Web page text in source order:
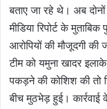
बताए जा रहे थे। अब
मीडिया रिपोर्ट के
आरोपियों की मौजूदगी की
टीम को यमुना खादर
पकड़ने की कोशिश की तो
बीच मुठभेड़ हुई। कार्रवाई